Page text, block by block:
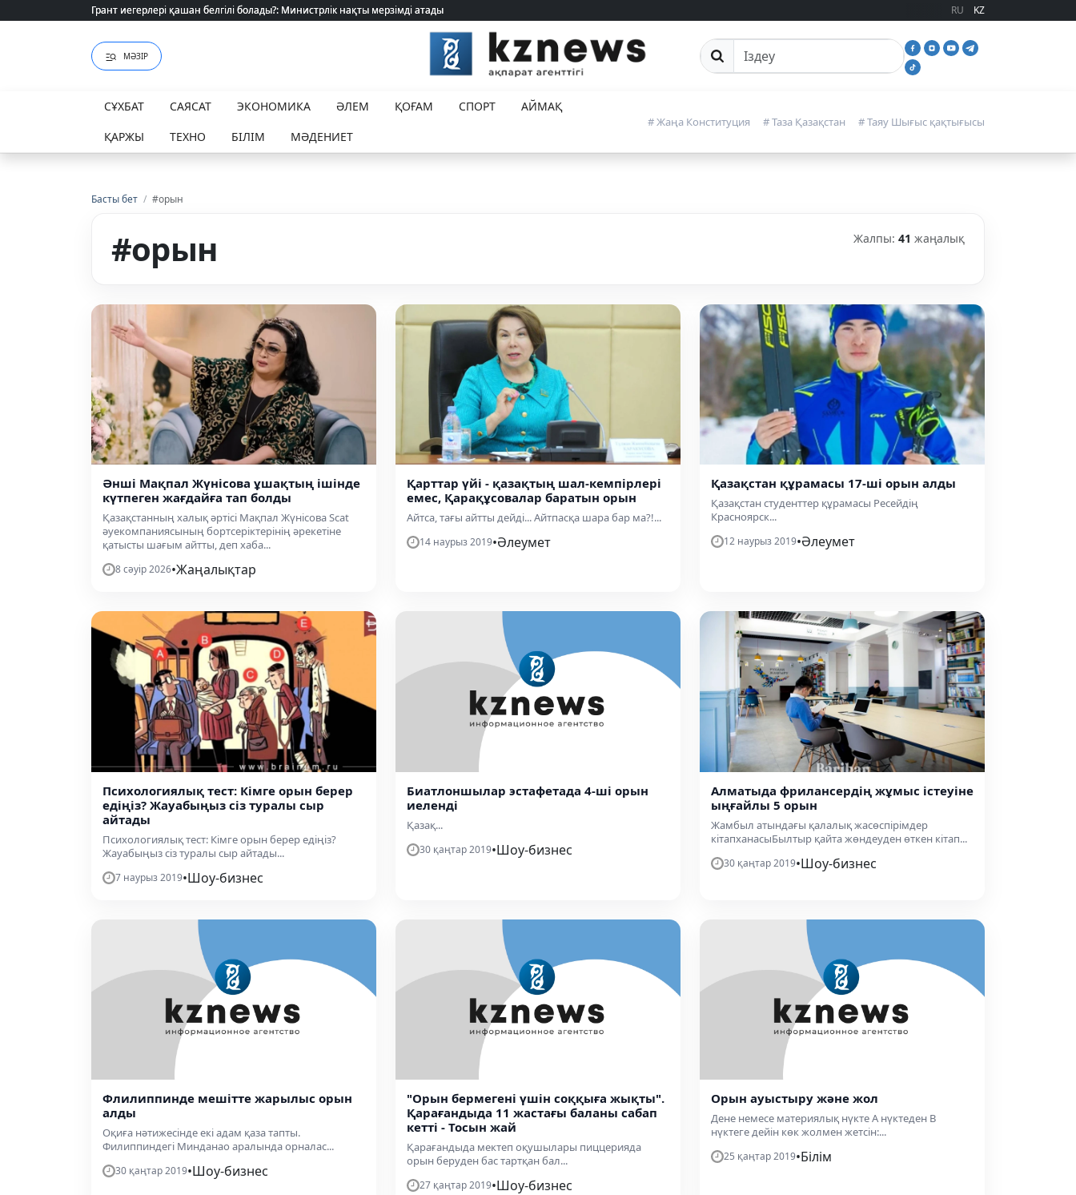
Өзіміздің өндіріс шикізат шынжырын үзе ала ма? RU KZ
МӘЗІР Сайттан іздеу
СҰХБАТ САЯСАТ ЭКОНОМИКА ӘЛЕМ ҚОҒАМ СПОРТ
АЙМАҚ
ҚАРЖЫ
ТЕХНО БІЛІМ МӘДЕНИЕТ
# Жаңа Конституция # Таза Қазақстан # Таяу Шығыс қақтығысы
Басты бет / #орын
#орын Жалпы: 41 жаңалық
Әнші Мақпал Жүнісова ұшақтың ішінде
күтпеген жағдайға тап болды
Қазақстанның халық әртісі Мақпал Жүнісова Scat
әуекомпаниясының бортсеріктерінің әрекетіне
қатысты шағым айтты, деп хаба...
8 сәуір 2026•Жаңалықтар
Қарттар үйі - қазақтың шал-кемпірлері
емес, Қарақұсовалар баратын орын
Айтса, тағы айтты дейді... Айтпасқа шара бар ма?!...
14 наурыз 2019•Әлеумет
Қазақстан құрамасы 17-ші орын алды
Қазақстан студенттер құрамасы Ресейдің
Красноярск...
12 наурыз 2019•Әлеумет
Психологиялық тест: Кімге орын берер
едіңіз? Жауабыңыз сіз туралы сыр
айтады
Психологиялық тест: Кімге орын берер едіңіз?
Жауабыңыз сіз туралы сыр айтады...
7 наурыз 2019•Шоу-бизнес
Биатлоншылар эстафетада 4-ші орын
иеленді
Қазақ...
30 қаңтар 2019•Шоу-бизнес
Алматыда фрилансердің жұмыс істеуіне
ыңғайлы 5 орын
Жамбыл атындағы қалалық жасөспірімдер
кітапханасыБылтыр қайта жөндеуден өткен кітап...
30 қаңтар 2019•Шоу-бизнес
Флилиппинде мешітте жарылыс орын
алды
Оқиға нәтижесінде екі адам қаза тапты.
Филиппиндегі Минданао аралында орналас...
30 қаңтар 2019•Шоу-бизнес
"Орын бермегені үшін соққыға жықты".
Қарағандыда 11 жастағы баланы сабап
кетті - Тосын жай
Қарағандыда мектеп оқушылары пиццерияда
орын беруден бас тартқан бал...
27 қаңтар 2019•Шоу-бизнес
Орын ауыстыру және жол
Дене немесе материялық нүкте А нүктеден В
нүктеге дейін көк жолмен жетсін:...
25 қаңтар 2019•Білім